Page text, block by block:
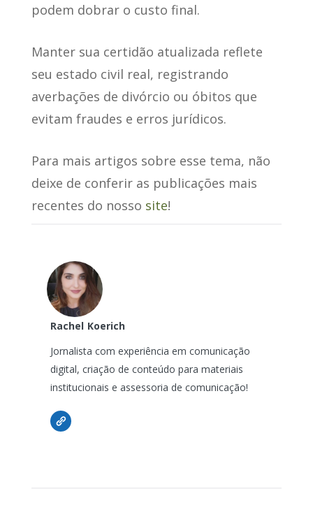
podem dobrar o custo final.
Manter sua certidão atualizada reflete
seu estado civil real, registrando
averbações de divórcio ou óbitos que
evitam fraudes e erros jurídicos.
Para mais artigos sobre esse tema, não
deixe de conferir as publicações mais
recentes do nosso site!
Rachel Koerich
Jornalista com experiência em comunicação
digital, criação de conteúdo para materiais
institucionais e assessoria de comunicação!